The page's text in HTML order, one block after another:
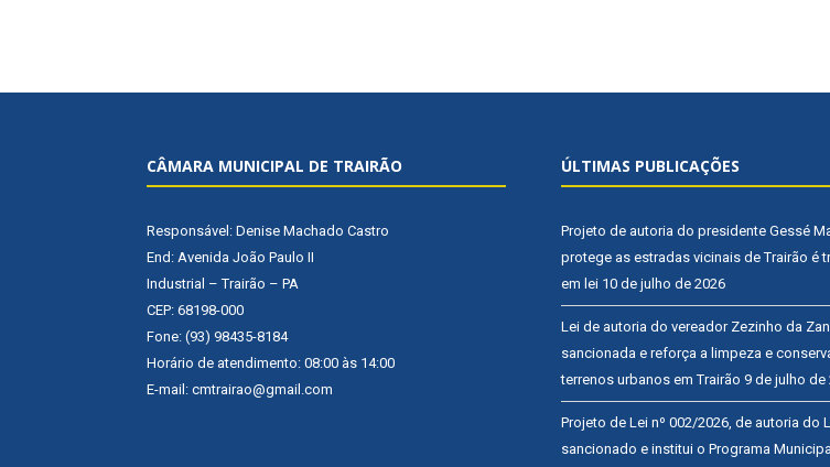
CÂMARA MUNICIPAL DE TRAIRÃO
Responsável: Denise Machado Castro
End: Avenida João Paulo II
Industrial – Trairão – PA
CEP: 68198-000
Fone: (93) 98435-8184
Horário de atendimento: 08:00 às 14:00
E-mail: cmtrairao@gmail.com
ÚLTIMAS PUBLICAÇÕES
Projeto de autoria do presidente Gessé
protege as estradas vicinais de Trairão é
em lei 10 de julho de 2026
Lei de autoria do vereador Zezinho da
sancionada e reforça a limpeza e
terrenos urbanos em Trairão 9 de julho de
Projeto de Lei nº 002/2026, de autoria do
sancionado e institui o Programa